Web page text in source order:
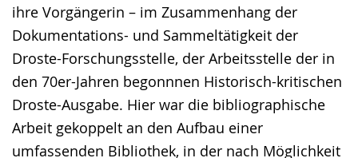
ihre Vorgängerin – im Zusammenhang der
Dokumentations- und Sammeltätigkeit der
Droste-Forschungsstelle, der Arbeitsstelle der in
den 70er-Jahren begonnnen Historisch-kritischen
Droste-Ausgabe. Hier war die bibliographische
Arbeit gekoppelt an den Aufbau einer
umfassenden Bibliothek, in der nach Möglichkeit